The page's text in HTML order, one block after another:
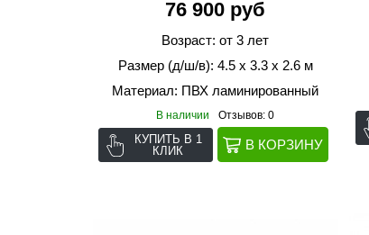
76 900 руб
Возраст: от 3 лет
Размер (д/ш/в): 4.5 х 3.3 х 2.6 м
Материал: ПВХ ламинированный
В наличии Отзывов: 0
КУПИТЬ В 1
КЛИК